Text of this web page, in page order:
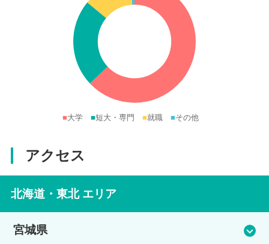
■大学 ■短大・専門 ■就職 ■その他
アクセス
北海道・東北 エリア
宮城県